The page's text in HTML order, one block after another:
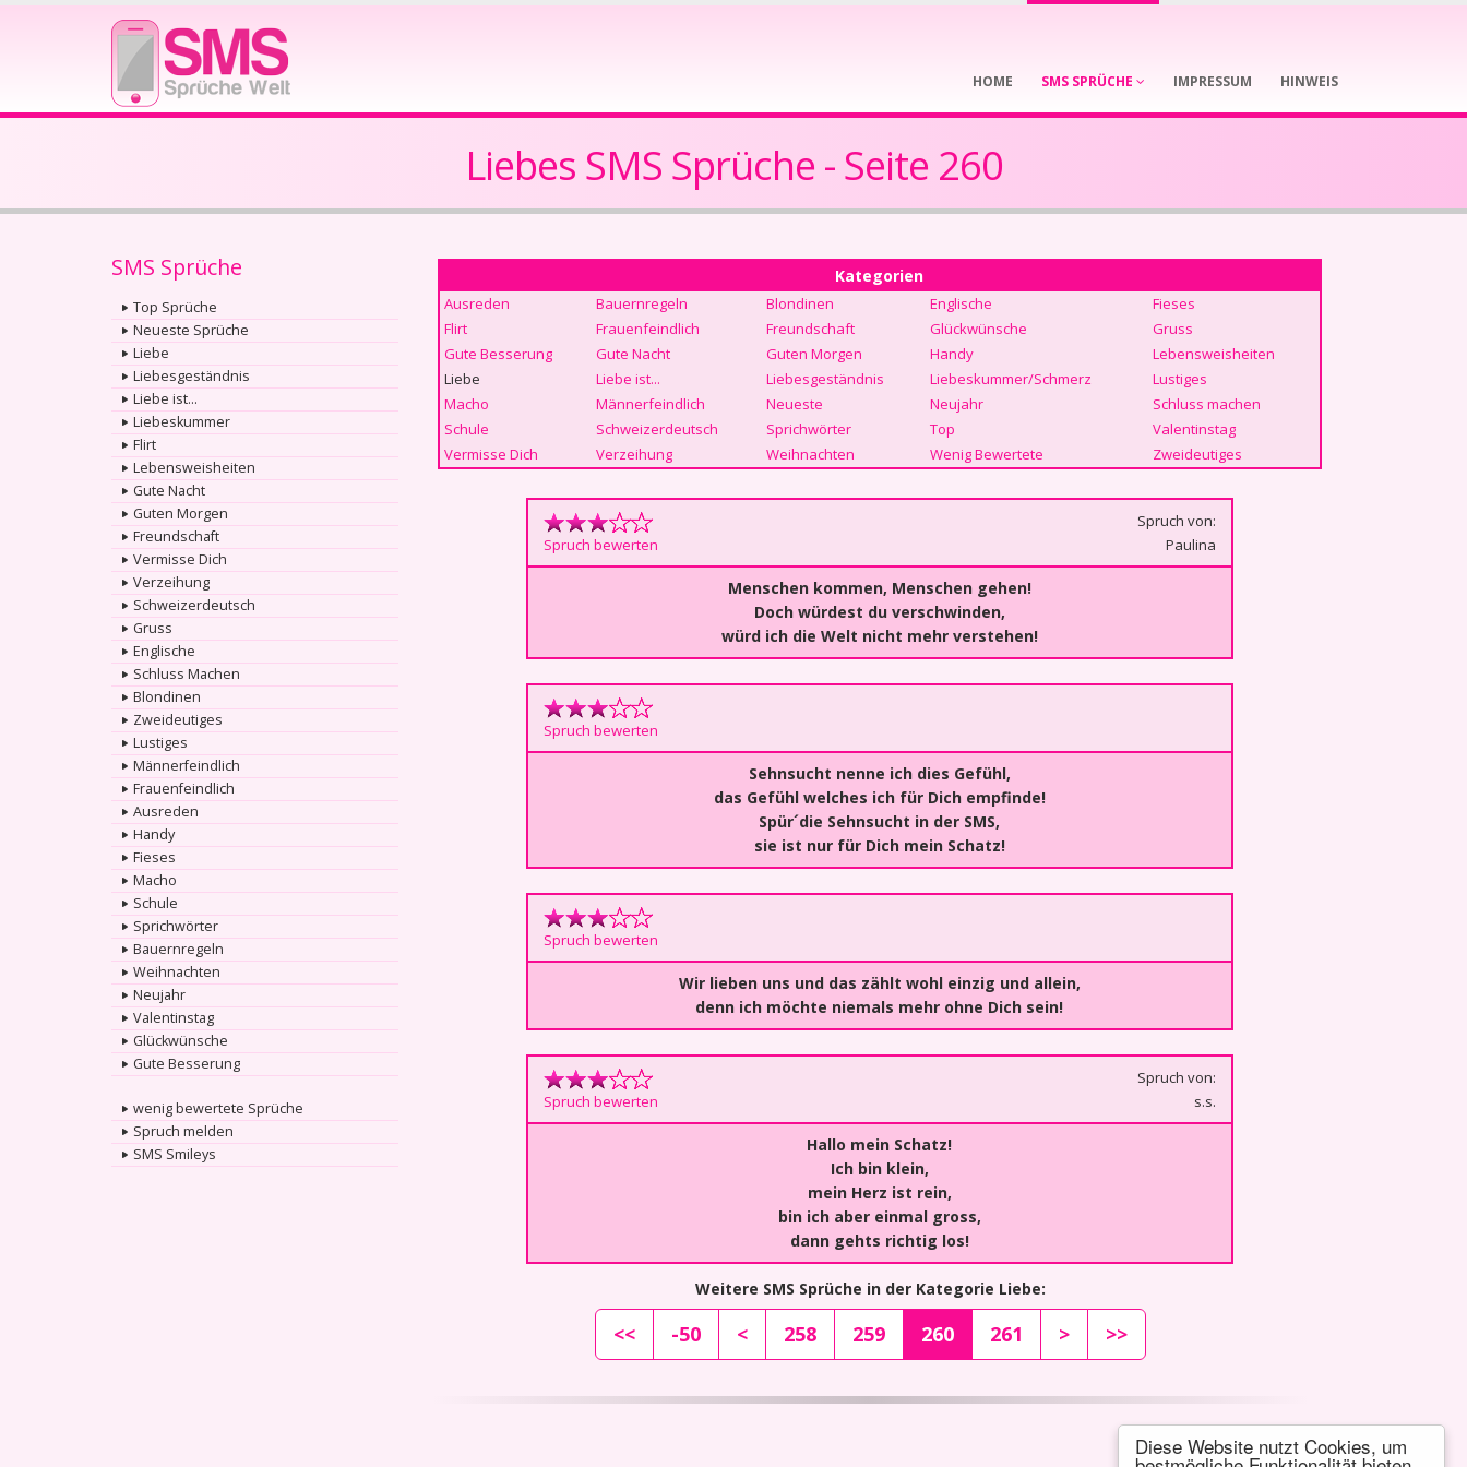
Diese Website nutzt Cookies, um
HOME SMS SPRÜCHE IMPRESSUM HINWEIS
Liebes SMS Sprüche - Seite 260
SMS Sprüche
Top Sprüche
Neueste Sprüche
Liebe
Liebesgeständnis
Liebe ist...
Liebeskummer
Flirt
Lebensweisheiten
Gute Nacht
Guten Morgen
Freundschaft
Vermisse Dich
Verzeihung
Schweizerdeutsch
Gruss
Englische
Schluss Machen
Blondinen
Zweideutiges
Lustiges
Männerfeindlich
Frauenfeindlich
Ausreden
Handy
Fieses
Macho
Schule
Sprichwörter
Bauernregeln
Weihnachten
Neujahr
Valentinstag
Glückwünsche
Gute Besserung
wenig bewertete Sprüche
Spruch melden
SMS Smileys
Kategorien
Ausreden Bauernregeln Blondinen Englische
Fieses
Flirt
Frauenfeindlich Freundschaft Glückwünsche
Gruss
Gute Besserung
Gute Nacht Guten Morgen Handy
Lebensweisheiten
Liebe
Liebe ist... Liebesgeständnis Liebeskummer/Schmerz
Lustiges
Macho
Männerfeindlich Neueste Neujahr
Schluss machen
Schule
Schweizerdeutsch Sprichwörter Top
Valentinstag
Vermisse Dich
Verzeihung Weihnachten Wenig Bewertete Zweideutiges
Spruch bewerten
Spruch von:
Paulina
Menschen kommen, Menschen gehen!
Doch würdest du verschwinden,
würd ich die Welt nicht mehr verstehen!
Spruch bewerten
Sehnsucht nenne ich dies Gefühl,
das Gefühl welches ich für Dich empfinde!
Spür´die Sehnsucht in der SMS,
sie ist nur für Dich mein Schatz!
Spruch bewerten
Wir lieben uns und das zählt wohl einzig und allein,
denn ich möchte niemals mehr ohne Dich sein!
Spruch bewerten
Spruch von:
s.s.
Hallo mein Schatz!
Ich bin klein,
mein Herz ist rein,
bin ich aber einmal gross,
dann gehts richtig los!
Weitere SMS Sprüche in der Kategorie Liebe:
<< -50 < 258 259 260 261 > >>